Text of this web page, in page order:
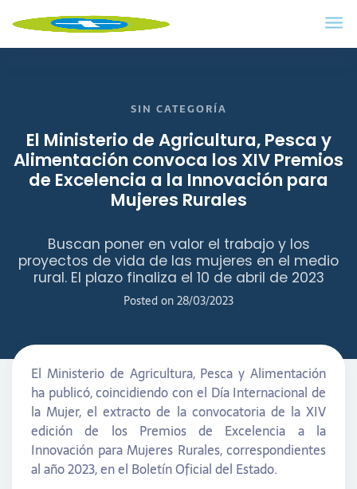
SIN CATEGORÍA
El Ministerio de Agricultura, Pesca y
Alimentación convoca los XIV Premios
de Excelencia a la Innovación para
Mujeres Rurales
Buscan poner en valor el trabajo y los
proyectos de vida de las mujeres en el medio
rural. El plazo finaliza el 10 de abril de 2023
Posted on28/03/2023
El Ministerio de Agricultura, Pesca y Alimentación
ha publicó, coincidiendo con el Día Internacional de
la Mujer, el extracto de la convocatoria de la XIV
edición de los Premios de Excelencia a la
Innovación para Mujeres Rurales, correspondientes
al año 2023, en el Boletín Oficial del Estado.